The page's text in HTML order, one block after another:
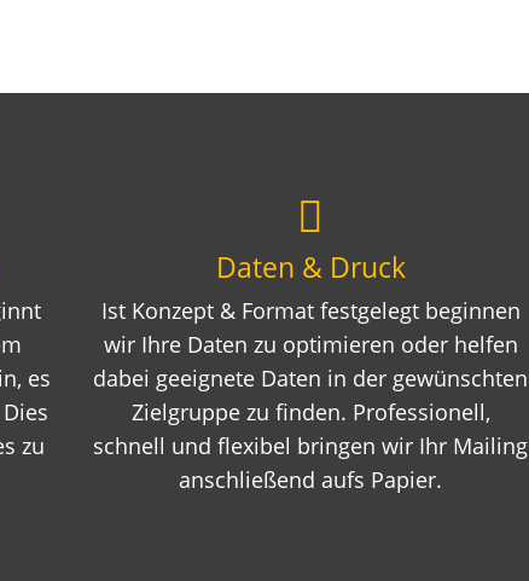
es
zu
Daten & Druck
Ist Konzept & Format festgelegt beginnen
wir Ihre Daten zu optimieren oder helfen
dabei geeignete Daten in der gewünschten
Zielgruppe zu finden. Professionell,
schnell und flexibel bringen wir Ihr Mailing
anschließend aufs Papier.